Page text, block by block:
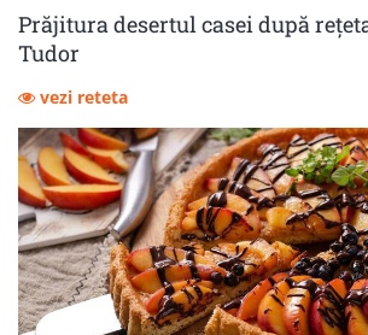
Prăjitura desertul casei după
Tudor
vezi reteta